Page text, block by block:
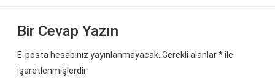
Bir Cevap Yazın
E-posta hesabınız yayınlanmayacak. Gerekli alanlar*ile
işaretlenmişlerdir